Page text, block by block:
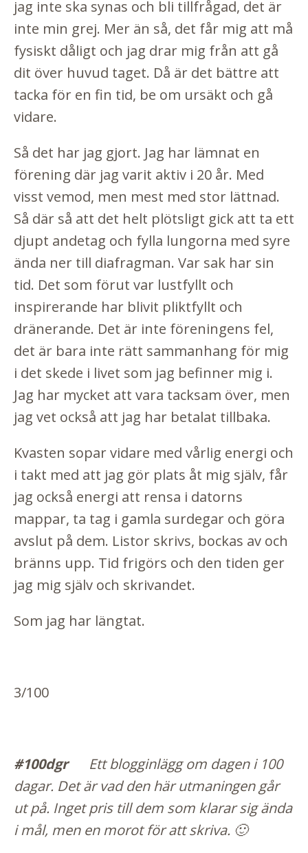
jag inte ska synas och bli tillfrågad, det är
inte min grej. Mer än så, det får mig att må
fysiskt dåligt och jag drar mig från att gå
dit över huvud taget. Då är det bättre att
tacka för en fin tid, be om ursäkt och gå
vidare.
Så det har jag gjort. Jag har lämnat en
förening där jag varit aktiv i 20 år. Med
visst vemod, men mest med stor lättnad.
Så där så att det helt plötsligt gick att ta ett
djupt andetag och fylla lungorna med syre
ända ner till diafragman. Var sak har sin
tid. Det som förut var lustfyllt och
inspirerande har blivit pliktfyllt och
dränerande. Det är inte föreningens fel,
det är bara inte rätt sammanhang för mig
i det skede i livet som jag befinner mig i.
Jag har mycket att vara tacksam över, men
jag vet också att jag har betalat tillbaka.
Kvasten sopar vidare med vårlig energi och
i takt med att jag gör plats åt mig själv, får
jag också energi att rensa i datorns
mappar, ta tag i gamla surdegar och göra
avslut på dem. Listor skrivs, bockas av och
bränns upp. Tid frigörs och den tiden ger
jag mig själv och skrivandet.
Som jag har längtat.
3/100
#100dgrEtt blogginlägg om dagen i 100
dagar. Det är vad den här utmaningen går
ut på. Inget pris till dem som klarar sig ända
i mål, men en morot för att skriva. 🙂